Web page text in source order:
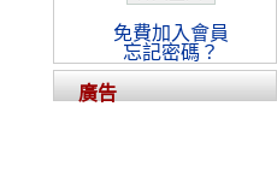
免費加入會員
忘記密碼？
廣告